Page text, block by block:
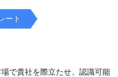
ート
で貴社を際立たせ、認識可能